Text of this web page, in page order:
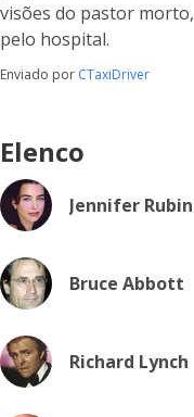
visões do pastor
pelo hospital.
Enviado por CTaxiDriver
Elenco
Jennifer Rubin
Bruce Abbott
Richard Lynch